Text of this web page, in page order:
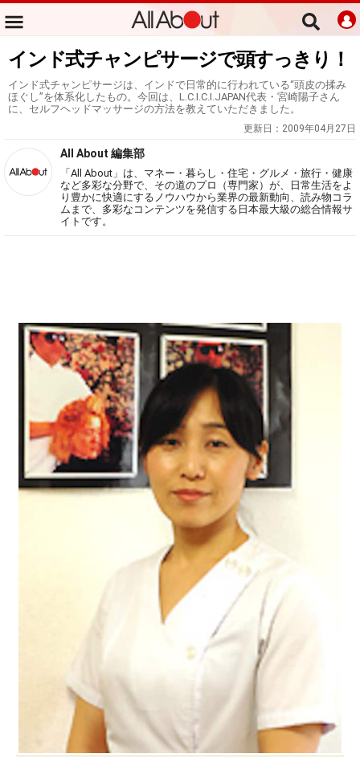
インド式チャンピサージで頭すっきり！
インド式チャンピサージは、インドで日常的に行われている“頭皮の揉み
ほぐし”を体系化したもの。今回は、L.C.I.C.I.JAPAN代表・宮崎陽子さん
に、セルフヘッドマッサージの方法を教えていただきました。
更新日： 2009年04月27日
All About 編集部
「All About」は、マネー・暮らし・住宅・グルメ・旅行・健康
など多彩な分野で、その道のプロ（専門家）が、日常生活をよ
り豊かに快適にするノウハウから業界の最新動向、読み物コラ
ムまで、多彩なコンテンツを発信する日本最大級の総合情報サ
イトです。